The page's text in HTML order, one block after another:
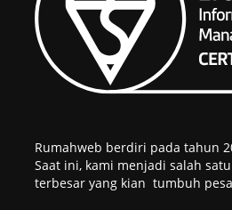
Rumahweb berdiri pada tahun
Saat ini, kami menjadi salah
terbesar yang kian tumbuh